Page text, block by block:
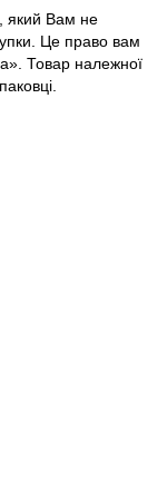
який Вам не
Це право вам
Товар належної